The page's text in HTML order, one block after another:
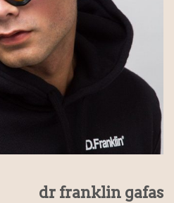
dr franklin gafas